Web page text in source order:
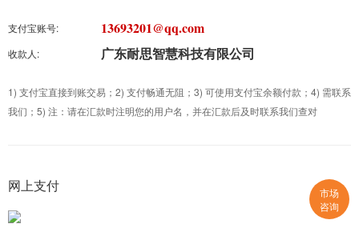
支付宝账号: 13693201@qq.com
收款人: 广东耐思智慧科技有限公司
1) 支付宝直接到账交易；2) 支付畅通无阻；3) 可使用支付宝余额付款；4) 需联系
我们；5) 注：请在汇款时注明您的用户名，并在汇款后及时联系我们查对
网上支付
市场
咨询